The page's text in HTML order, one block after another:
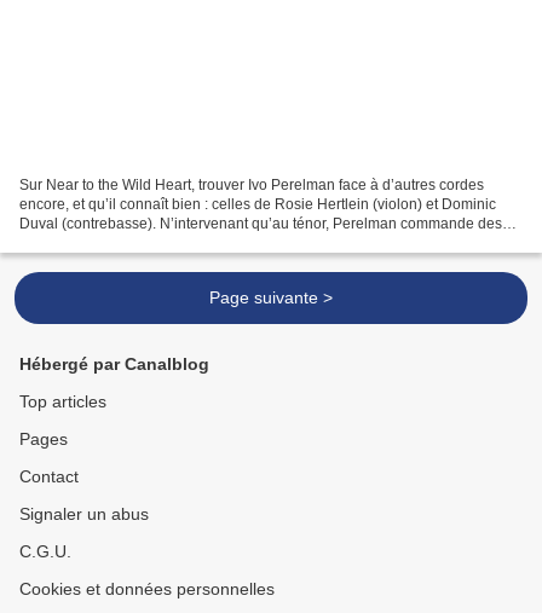
Sur Near to the Wild Heart, trouver Ivo Perelman face à d’autres cordes
encore, et qu’il connaît bien : celles de Rosie Hertlein (violon) et Dominic
Duval (contrebasse). N’intervenant qu’au ténor, Perelman commande des
Page suivante >
Hébergé par Canalblog
Top articles
Pages
Contact
Signaler un abus
C.G.U.
Cookies et données personnelles